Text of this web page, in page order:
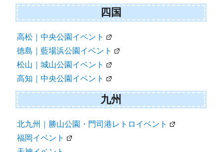
四国
高松｜中央公園イベント
徳島｜藍場浜公園イベント
松山｜城山公園イベント
高知｜中央公園イベント
九州
北九州｜勝山公園・門司港レトロイベント
福岡イベント